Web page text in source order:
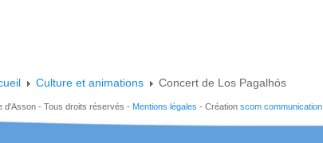
Culture et animations Concert de Los Pagalhós
d'Asson - Tous droits réservés - Mentions légales - Création scom communication